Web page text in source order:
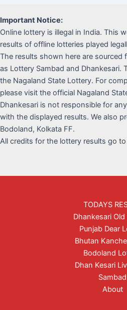
Important Notice:
Online lottery is illegal in India. This
results of offline lotteries played
The results shown here are sourced
as Lottery Sambad and Dhankesari.
the Nagaland State Lottery. For
please visit the official Nagaland
Dhankesari is not responsible for
with the displayed results. We also
Bodoland, Kolkata FF.
All credits for the lottery results go
TODAYS
Dhankesari Old
Punjab Dear
Bhutan
Bodoland
Dhan Kesari
Sambad
About